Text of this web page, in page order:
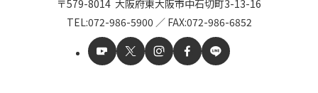
〒579-8014 大阪府東大阪市中石切町3-13-16
TEL:072-986-5900 ／ FAX:072-986-6852